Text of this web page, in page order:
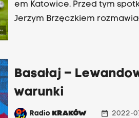
em Katowice. Przed tym
Jerzym Brzęczkiem
Basałaj –
warunki
RadioKRAKÓW date_range 2022-